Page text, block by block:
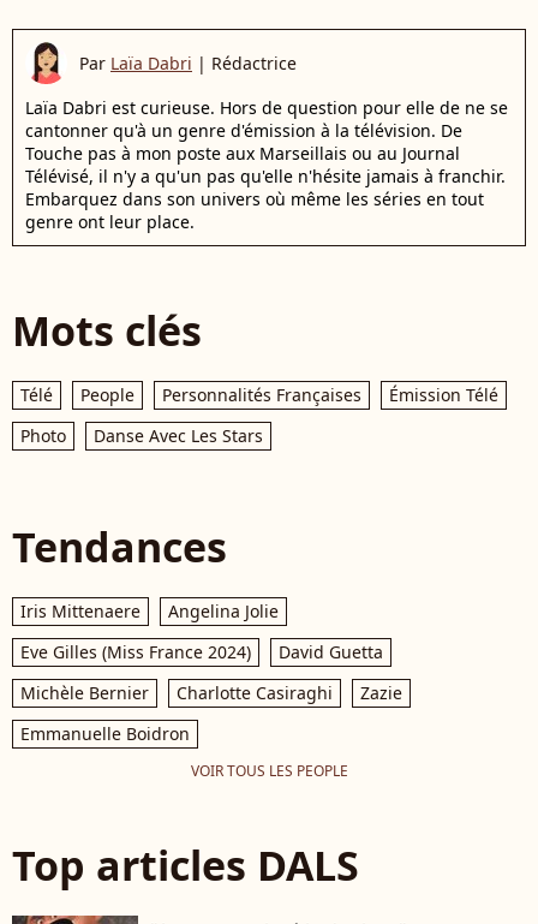
Par Laïa Dabri | Rédactrice
Laïa Dabri est curieuse. Hors de question pour elle de ne se
cantonner qu'à un genre d'émission à la télévision. De
Touche pas à mon poste aux Marseillais ou au Journal
Télévisé, il n'y a qu'un pas qu'elle n'hésite jamais à franchir.
Embarquez dans son univers où même les séries en tout
genre ont leur place.
Mots clés
Télé People Personnalités Françaises
Émission Télé
Photo
Danse Avec Les Stars
Tendances
Iris Mittenaere
Angelina Jolie
Eve Gilles (Miss France 2024)
David Guetta
Michèle Bernier
Charlotte Casiraghi
Zazie
Emmanuelle Boidron
VOIR TOUS LES PEOPLE
Top articles DALS